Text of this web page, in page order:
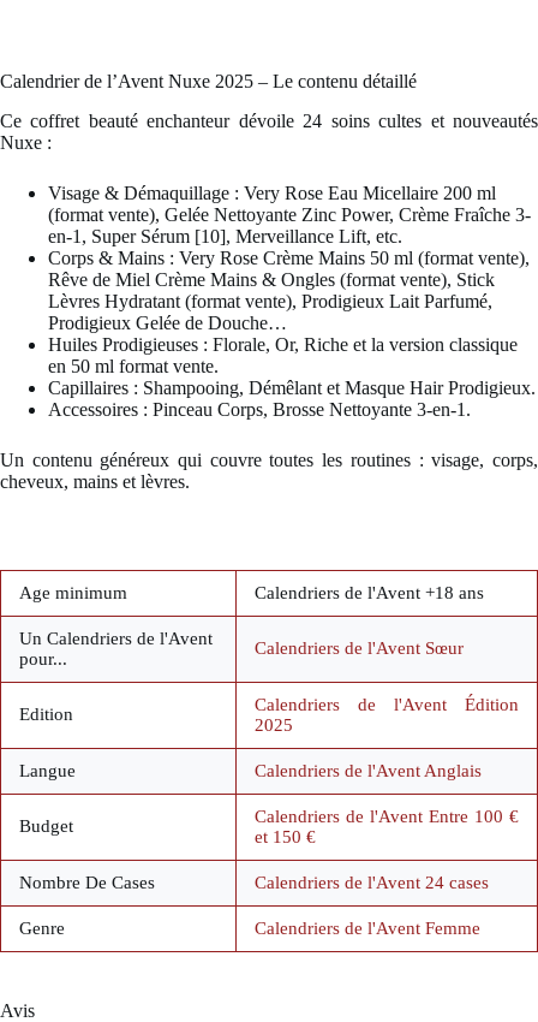
Calendrier de l’Avent Nuxe 2025 – Le contenu détaillé
Ce coffret beauté enchanteur dévoile 24 soins cultes et nouveautés
Nuxe :
Visage & Démaquillage : Very Rose Eau Micellaire 200 ml
(format vente), Gelée Nettoyante Zinc Power, Crème Fraîche 3-
en-1, Super Sérum [10], Merveillance Lift, etc.
Corps & Mains : Very Rose Crème Mains 50 ml (format vente),
Rêve de Miel Crème Mains & Ongles (format vente), Stick
Lèvres Hydratant (format vente), Prodigieux Lait Parfumé,
Prodigieux Gelée de Douche…
Huiles Prodigieuses : Florale, Or, Riche et la version classique
en 50 ml format vente.
Capillaires : Shampooing, Démêlant et Masque Hair Prodigieux.
Accessoires : Pinceau Corps, Brosse Nettoyante 3-en-1.
Un contenu généreux qui couvre toutes les routines : visage, corps,
cheveux, mains et lèvres.
Age minimum Calendriers de l'Avent +18 ans
Un Calendriers de l'Avent
pour...
Calendriers de l'Avent Sœur
Edition
Calendriers de l'Avent Édition
2025
Langue Calendriers de l'Avent Anglais
Budget
Calendriers de l'Avent Entre 100 €
et 150 €
Nombre De Cases Calendriers de l'Avent 24 cases
Genre Calendriers de l'Avent Femme
Avis